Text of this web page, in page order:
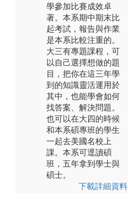
學參加比賽成效卓
著。本系期中期末比
起考試，報告與作業
是本系比較注重的。
大三有專題課程，可
以自己選擇想做的題
目，把你在這三年學
到的知識靈活運用於
其中，也能學會如何
找答案、解決問題。
也可以在大四的時候
和本系碩專班的學生
一起去美國名校上
課。本系可逕讀碩
班，五年拿到學士與
碩士。
下載詳細資料